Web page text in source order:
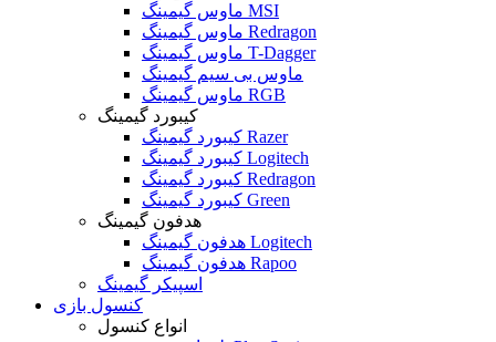
ماوس گیمینگ MSI
ماوس گیمینگ Redragon
ماوس گیمینگ T-Dagger
ماوس بی سیم گیمینگ
ماوس گیمینگ RGB
کیبورد گیمینگ
کیبورد گیمینگ Razer
کیبورد گیمینگ Logitech
کیبورد گیمینگ Redragon
کیبورد گیمینگ Green
هدفون گیمینگ
هدفون گیمینگ Logitech
هدفون گیمینگ Rapoo
اسپیکر گیمینگ
کنسول بازی
انواع کنسول